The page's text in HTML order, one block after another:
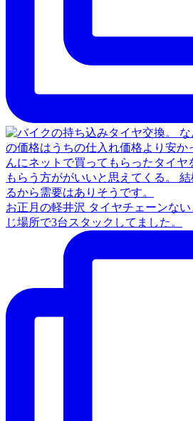
お正月の軽井沢 タイヤチェーンな
じ場所で3台スタックしてました。